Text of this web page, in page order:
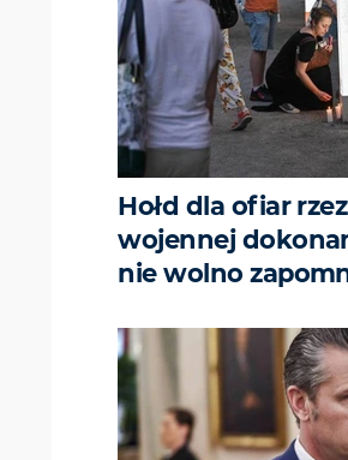
Hołd dla ofiar
wojennej
nie wolno